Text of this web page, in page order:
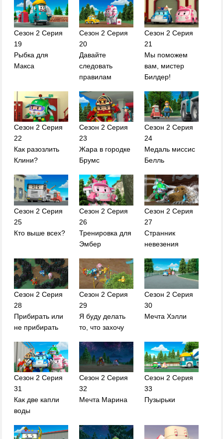
Сезон 2 Серия
19
Рыбка для
Макса
Сезон 2 Серия
20
Давайте
следовать
правилам
Сезон 2 Серия
21
Мы поможем
вам, мистер
Билдер!
Сезон 2 Серия
22
Как разозлить
Клини?
Сезон 2 Серия
23
Жара в городке
Брумс
Сезон 2 Серия
24
Медаль миссис
Белль
Сезон 2 Серия
25
Кто выше всех?
Сезон 2 Серия
26
Тренировка для
Эмбер
Сезон 2 Серия
27
Странник
невезения
Сезон 2 Серия
28
Прибирать или
не прибирать
Сезон 2 Серия
29
Я буду делать
то, что захочу
Сезон 2 Серия
30
Мечта Хэлли
Сезон 2 Серия
31
Как две капли
воды
Сезон 2 Серия
32
Мечта Марина
Сезон 2 Серия
33
Пузырьки